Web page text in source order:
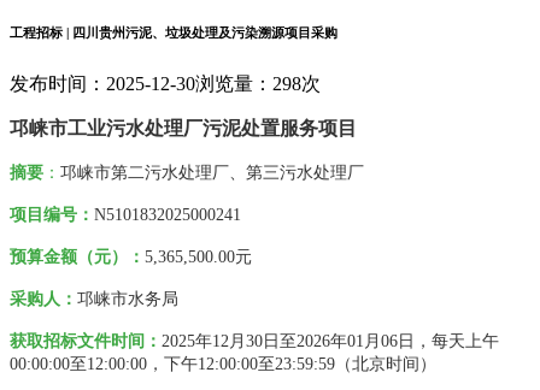
工程招标 | 四川贵州污泥、垃圾处理及污染溯源项目采购
发布时间：2025-12-30浏览量：298次
邛崃市工业污水处理厂污泥处置服务项目
摘要 ： 邛崃市第二污水处理厂、第三污水处理厂
项目编号： N5101832025000241
预算金额（元）： 5,365,500.00元
采购人 ： 邛崃市水务局
获取招标文件时间： 2025年12月30日 至 2026年01月06日 ，每天上午
00:00:00至 12:00:00 ，下午12:00:00至 23:59:59 （北京时间）